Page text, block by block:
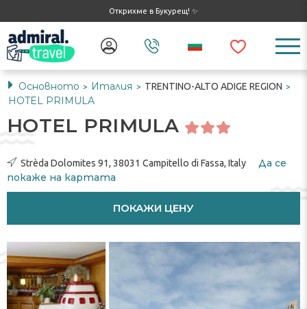
Открихме в Букурещ! ✨
Основното > Италия > TRENTINO-ALTO ADIGE REGION >
HOTEL PRIMULA
HOTEL PRIMULA
Strèda Dolomites 91, 38031 Campitello di Fassa, Italy
Да се ​​
покаже на картата
ПОКАЖИ ЦЕНУ